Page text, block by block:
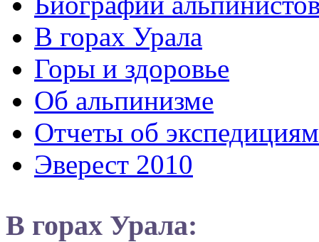
В горах Урала
Горы и здоровье
Об альпинизме
Отчеты об экспедициям
Эверест 2010
В горах Урала: